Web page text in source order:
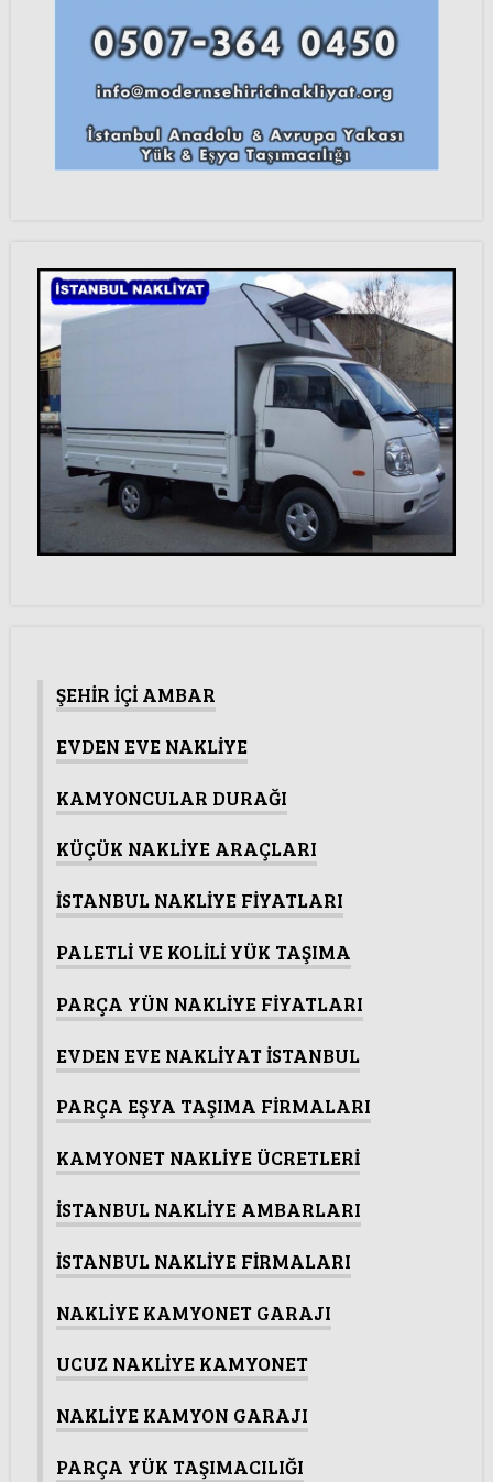
ŞEHİR İÇİ AMBAR
EVDEN EVE NAKLİYE
KAMYONCULAR DURAĞI
KÜÇÜK NAKLİYE ARAÇLARI
İSTANBUL NAKLİYE FİYATLARI
PALETLİ VE KOLİLİ YÜK TAŞIMA
PARÇA YÜN NAKLİYE FİYATLARI
EVDEN EVE NAKLİYAT İSTANBUL
PARÇA EŞYA TAŞIMA FİRMALARI
KAMYONET NAKLİYE ÜCRETLERİ
İSTANBUL NAKLİYE AMBARLARI
İSTANBUL NAKLİYE FİRMALARI
NAKLİYE KAMYONET GARAJI
UCUZ NAKLİYE KAMYONET
NAKLİYE KAMYON GARAJI
PARÇA YÜK TAŞIMACILIĞI